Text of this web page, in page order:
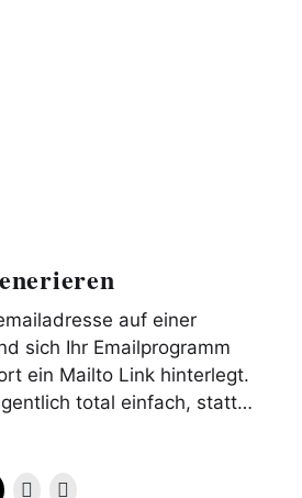
auf einer
sich Ihr Emailprogramm
ein Mailto Link hinterlegt.
total einfach, statt…